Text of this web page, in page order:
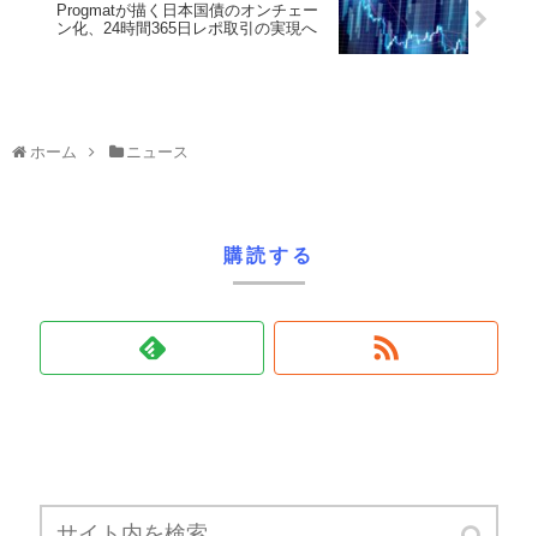
Progmatが描く日本国債のオンチェー
ン化、24時間365日レポ取引の実現へ
ホーム ニュース
購読する